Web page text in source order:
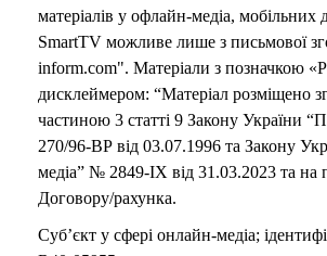
матеріалів у офлайн-медіа, мобільних
SmartTV можливе лише з письмової
inform.com". Матеріали з позначкою
дисклеймером: “Матеріал розміщено
частиною 3 статті 9 Закону України
270/96-ВР від 03.07.1996 та Закону
медіа” № 2849-IX від 31.03.2023 та на
Договору/рахунка.
Суб’єкт у сфері онлайн-медіа;